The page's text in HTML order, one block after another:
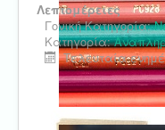
Λεπτομέρειες
Γονική Κατηγορία:
Κατηγορία:
Τελευταία